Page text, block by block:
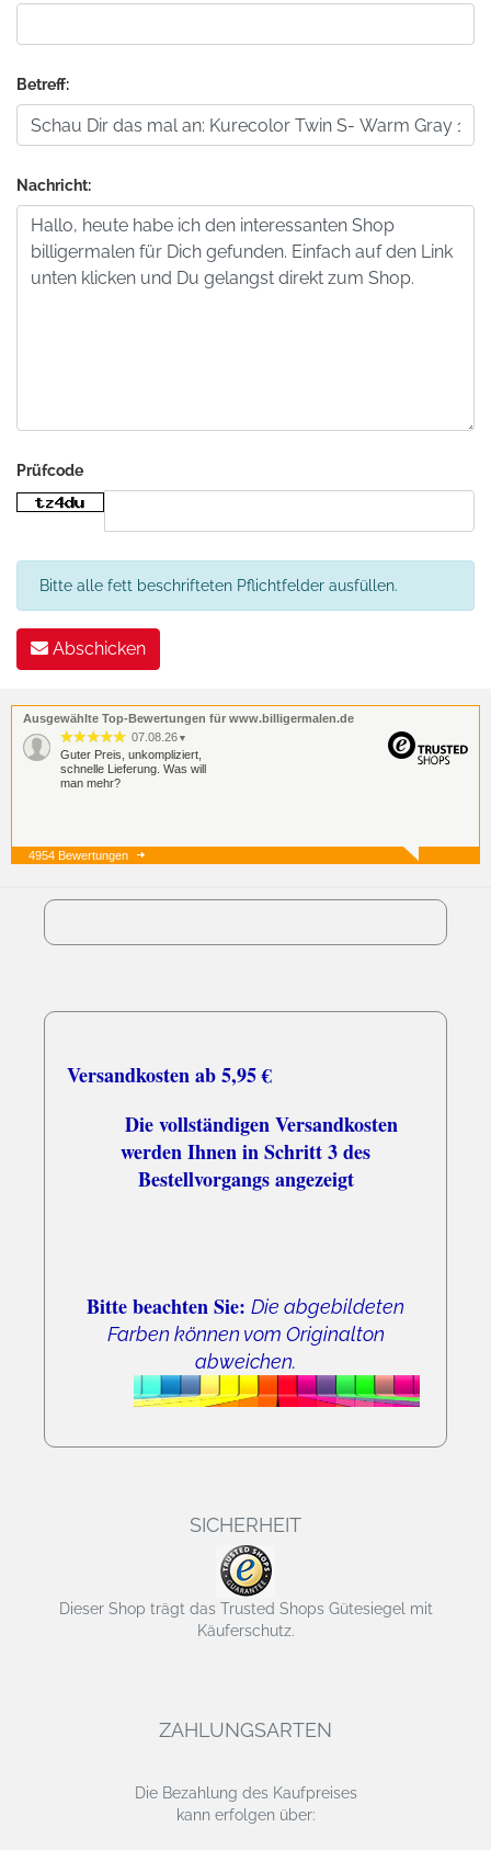
Betreff:
Nachricht:
Prüfcode
Bitte alle fett beschrifteten Pflichtfelder ausfüllen.
Abschicken
Ausgewählte Top-Bewertungen für www.billigermalen.de
07.08.26 ▼
Guter Preis, unkompliziert,
schnelle Lieferung. Was will
man mehr?
07.08.26 ▼
4954 Bewertungen
Versandkosten ab 5,95 €
Die vollständigen Versandkosten
werden Ihnen in Schritt 3 des
Bestellvorgangs angezeigt
Bitte beachten Sie: Die abgebildeten
Farben können vom Originalton
abweichen.
SICHERHEIT
Dieser Shop trägt das Trusted Shops Gütesiegel mit
Käuferschutz.
ZAHLUNGSARTEN
Die Bezahlung des Kaufpreises
kann erfolgen über: